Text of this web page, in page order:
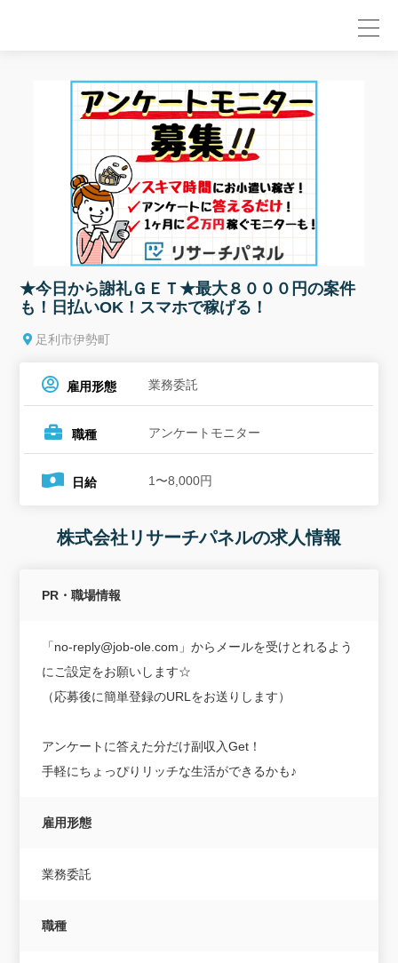
★今日から謝礼ＧＥＴ★最大８０００円の案件
も！日払いOK！スマホで稼げる！
足利市伊勢町
雇用形態 業務委託
職種 アンケートモニター
日給 1〜8,000円
株式会社リサーチパネルの求人情報
PR・職場情報
「no-reply@job-ole.com」からメールを受けとれるよう
にご設定をお願いします☆
（応募後に簡単登録のURLをお送りします）
アンケートに答えた分だけ副収入Get！
手軽にちょっぴりリッチな生活ができるかも♪
雇用形態
業務委託
職種